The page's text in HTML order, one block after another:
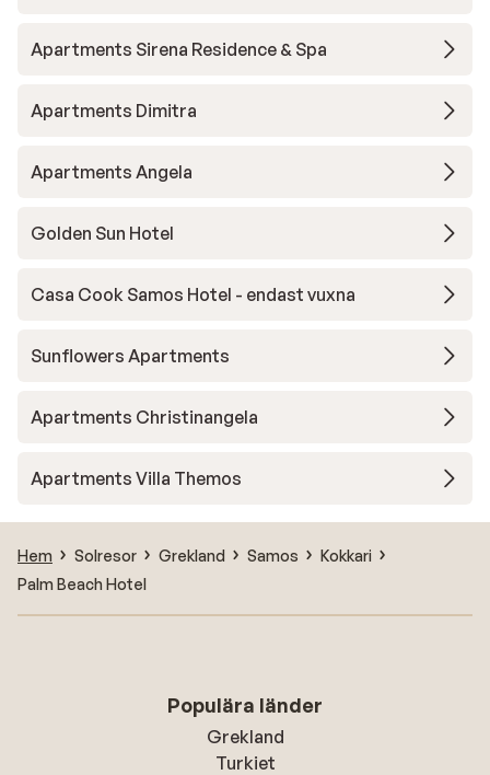
Apartments Sirena Residence & Spa
Apartments Dimitra
Apartments Angela
Golden Sun Hotel
Casa Cook Samos Hotel - endast vuxna
Sunflowers Apartments
Apartments Christinangela
Apartments Villa Themos
Hem Solresor Grekland Samos
Kokkari
Palm Beach Hotel
Populära länder
Grekland
Turkiet